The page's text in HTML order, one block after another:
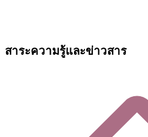
สาระความรู้และข่าวสาร